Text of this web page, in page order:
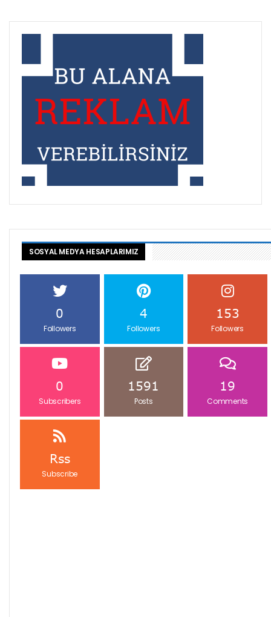
SOSYAL MEDYA HESAPLARIMIZ
0
Followers
4
Followers
153
Followers
0
Subscribers
1591
Posts
19
Comments
Rss
Subscribe